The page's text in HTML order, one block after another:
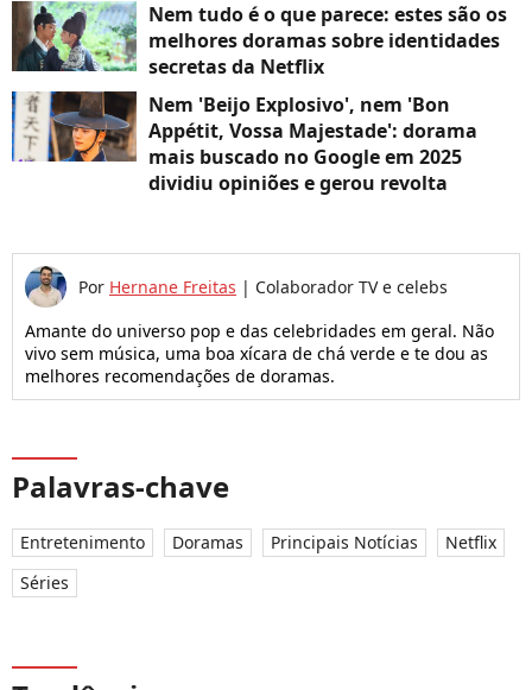
Nem tudo é o que parece: estes são os
melhores doramas sobre identidades
secretas da Netflix
Nem 'Beijo Explosivo', nem 'Bon
Appétit, Vossa Majestade': dorama
mais buscado no Google em 2025
dividiu opiniões e gerou revolta
Por Hernane Freitas | Colaborador TV e celebs
Amante do universo pop e das celebridades em geral. Não
vivo sem música, uma boa xícara de chá verde e te dou as
melhores recomendações de doramas.
Palavras-chave
Entretenimento Doramas Principais Notícias
Netflix
Séries